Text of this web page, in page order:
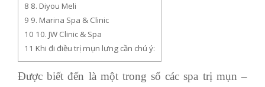
8 8. Diyou Meli
9 9. Marina Spa & Clinic
10 10. JW Clinic & Spa
11 Khi đi điều trị mụn lưng cần chú ý:
Được biết đến là một trong số các spa trị mụn –